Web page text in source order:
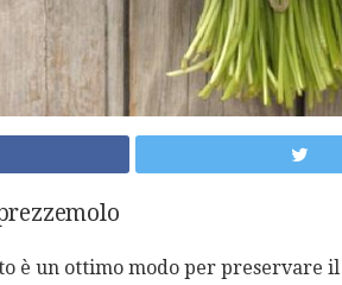
è un ottimo modo per preservare